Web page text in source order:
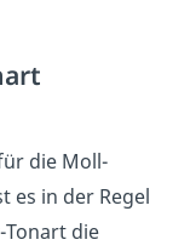
die Moll-
es in der Regel
die